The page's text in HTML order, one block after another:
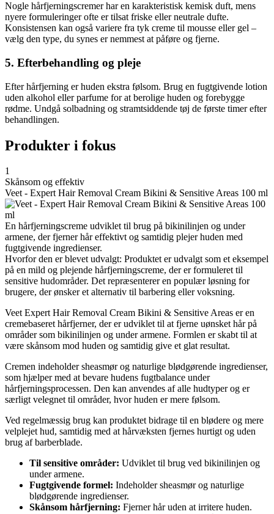
Nogle hårfjerningscremer har en karakteristisk kemisk duft, mens
nyere formuleringer ofte er tilsat friske eller neutrale dufte.
Konsistensen kan også variere fra tyk creme til mousse eller gel –
vælg den type, du synes er nemmest at påføre og fjerne.
5. Efterbehandling og pleje
Efter hårfjerning er huden ekstra følsom. Brug en fugtgivende lotion
uden alkohol eller parfume for at berolige huden og forebygge
rødme. Undgå solbadning og stramtsiddende tøj de første timer efter
behandlingen.
Produkter i fokus
1
Skånsom og effektiv
Veet - Expert Hair Removal Cream Bikini & Sensitive Areas 100 ml
En hårfjerningscreme udviklet til brug på bikinilinjen og under
armene, der fjerner hår effektivt og samtidig plejer huden med
fugtgivende ingredienser.
Hvorfor den er blevet udvalgt: Produktet er udvalgt som et eksempel
på en mild og plejende hårfjerningscreme, der er formuleret til
sensitive hudområder. Det repræsenterer en populær løsning for
brugere, der ønsker et alternativ til barbering eller voksning.
Veet Expert Hair Removal Cream Bikini & Sensitive Areas er en
cremebaseret hårfjerner, der er udviklet til at fjerne uønsket hår på
områder som bikinilinjen og under armene. Formlen er skabt til at
være skånsom mod huden og samtidig give et glat resultat.
Cremen indeholder sheasmør og naturlige blødgørende ingredienser,
som hjælper med at bevare hudens fugtbalance under
hårfjerningsprocessen. Den kan anvendes af alle hudtyper og er
særligt velegnet til områder, hvor huden er mere følsom.
Ved regelmæssig brug kan produktet bidrage til en blødere og mere
velplejet hud, samtidig med at hårvæksten fjernes hurtigt og uden
brug af barberblade.
Til sensitive områder: Udviklet til brug ved bikinilinjen og
under armene.
Fugtgivende formel: Indeholder sheasmør og naturlige
blødgørende ingredienser.
Skånsom hårfjerning: Fjerner hår uden at irritere huden.